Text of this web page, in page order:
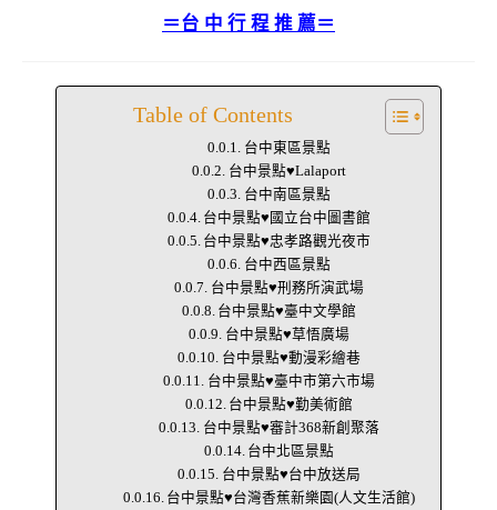
＝台 中 行 程 推 薦＝
Table of Contents
台中東區景點
台中景點♥Lalaport
台中南區景點
台中景點♥國立台中圖書館
台中景點♥忠孝路觀光夜市
台中西區景點
台中景點♥刑務所演武場
台中景點♥臺中文學館
台中景點♥草悟廣場
台中景點♥動漫彩繪巷
台中景點♥臺中市第六市場
台中景點♥勤美術館
台中景點♥審計368新創聚落
台中北區景點
台中景點♥台中放送局
台中景點♥台灣香蕉新樂園(人文生活館)